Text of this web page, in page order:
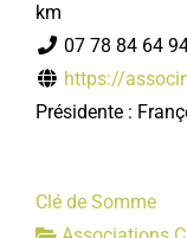
km
07 78 84 64
https://
Présidente :
Clé de Somme